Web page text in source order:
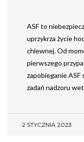
ASF to
uprzykrza życie
chlewnej. Od
pierwszego
zapobieganie ASF
zadań nadzoru
2 STYCZNIA 2023